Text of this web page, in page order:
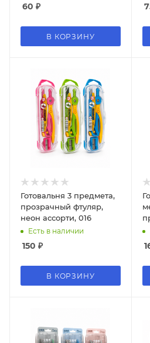
60 ₽
В КОРЗИНУ
Готовальня 3 предмета,
прозрачный фтуляр,
неон ассорти, 016
Есть в наличии
150 ₽
В КОРЗИНУ